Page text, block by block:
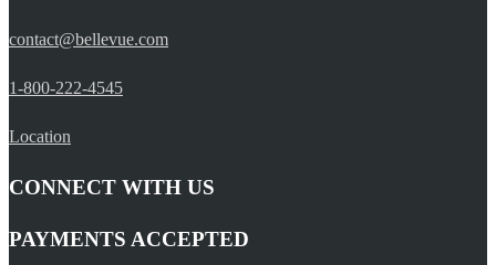
contact@bellevue.com
1-800-222-4545
Location
CONNECT WITH US
PAYMENTS ACCEPTED